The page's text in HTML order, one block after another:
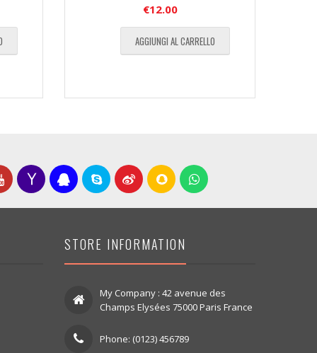
€12.00
AGGIUNGI AL CARRELLO
STORE INFORMATION
My Company : 42 avenue des
Champs Elysées 75000 Paris France
Phone: (0123) 456789